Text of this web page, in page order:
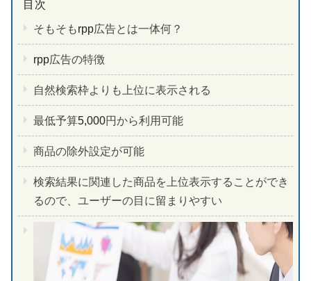
そもそもrpp広告とは一体何？
rpp広告の特徴
自然検索枠よりも上位に表示される
最低予算5,000円から利用可能
商品の除外設定が可能
検索結果に関連した商品を上位表示することができ
るので、ユーザーの目に留まりやすい